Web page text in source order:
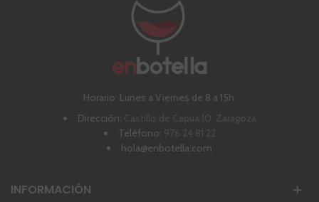
Horario: Lunes a Viernes de 8 a 15h.
Dirección: Castillo de Capua 10, Zaragoza
Teléfono: 976 24 81 22
hola@enbotella.com
INFORMACIÓN